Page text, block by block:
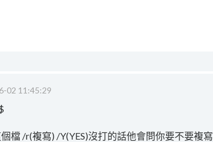
02 11:45:29
檔 /r(複寫) /Y(YES)沒打的話他會問你要不要複寫